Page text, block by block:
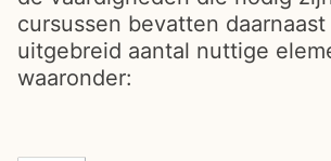
cursussen bevatten daarnaast
uitgebreid aantal nuttige
waaronder: